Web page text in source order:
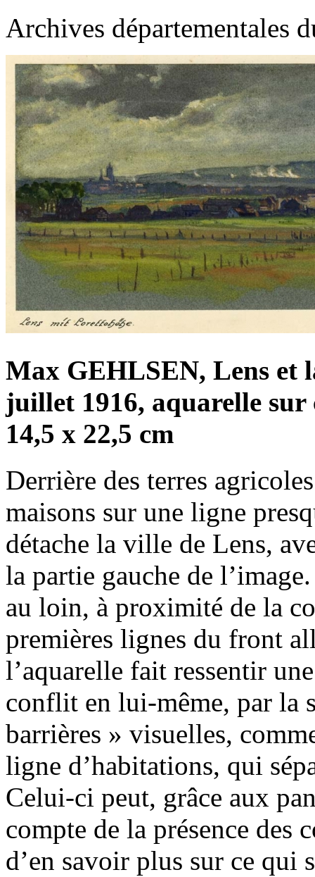
Archives départementales
Max GEHLSEN, Lens et
juillet 1916, aquarelle sur
14,5 x 22,5 cm
Derrière des terres
maisons sur une ligne
détache la ville de Lens,
la partie gauche de
au loin, à proximité de la
premières lignes du front
l’aquarelle fait ressentir
conflit en lui-même, par la
barrières » visuelles,
ligne d’habitations, qui
Celui-ci peut, grâce aux
compte de la présence des
d’en savoir plus sur ce qui